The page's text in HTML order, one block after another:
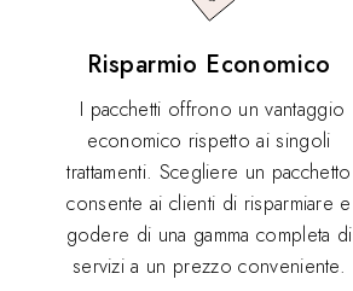
Risparmio Economico
I pacchetti offrono un vantaggio
economico rispetto ai singoli
trattamenti. Scegliere un pacchetto
consente ai clienti di risparmiare e
godere di una gamma completa di
servizi a un prezzo conveniente.